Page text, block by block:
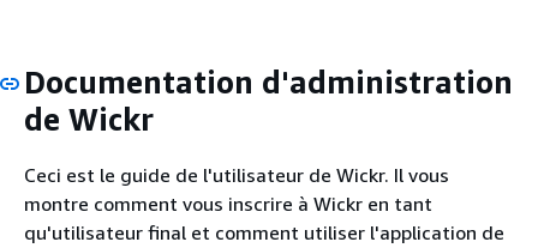
Documentation d'administration
de Wickr
Ceci est le guide de l'utilisateur de Wickr. Il vous
montre comment vous inscrire à Wickr en tant
qu'utilisateur final et comment utiliser l'application de